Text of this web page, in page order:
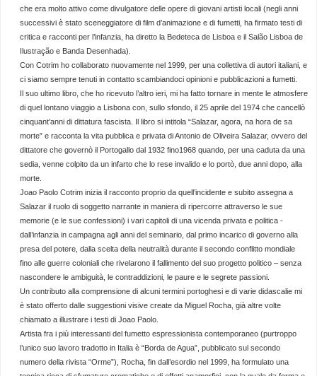
che era molto attivo come divulgatore delle opere di giovani artisti locali (negli anni
successivi è stato sceneggiatore di film d’animazione e di fumetti, ha firmato testi di
critica e racconti per l’infanzia, ha diretto la Bedeteca de Lisboa e il Salão Lisboa de
Ilustração e Banda Desenhada).
Con Cotrim ho collaborato nuovamente nel 1999, per una collettiva di autori italiani, e
ci siamo sempre tenuti in contatto scambiandoci opinioni e pubblicazioni a fumetti.
Il suo ultimo libro, che ho ricevuto l’altro ieri, mi ha fatto tornare in mente le atmosfere
di quel lontano viaggio a Lisbona con, sullo sfondo, il 25 aprile del 1974 che cancellò
cinquant’anni di dittatura fascista. Il libro si intitola “Salazar, agora, na hora de sa
morte” e racconta la vita pubblica e privata di Antonio de Oliveira Salazar, ovvero del
dittatore che governò il Portogallo dal 1932 fino1968 quando, per una caduta da una
sedia, venne colpito da un infarto che lo rese invalido e lo portò, due anni dopo, alla
morte.
Joao Paolo Cotrim inizia il racconto proprio da quell’incidente e subito assegna a
Salazar il ruolo di soggetto narrante in maniera di ripercorre attraverso le sue
memorie (e le sue confessioni) i vari capitoli di una vicenda privata e politica -
dall’infanzia in campagna agli anni del seminario, dal primo incarico di governo alla
presa del potere, dalla scelta della neutralità durante il secondo conflitto mondiale
fino alle guerre coloniali che rivelarono il fallimento del suo progetto politico – senza
nascondere le ambiguità, le contraddizioni, le paure e le segrete passioni.
Un contributo alla comprensione di alcuni termini portoghesi e di varie didascalie mi
è stato offerto dalle suggestioni visive create da Miguel Rocha, già altre volte
chiamato a illustrare i testi di Joao Paolo.
Artista fra i più interessanti del fumetto espressionista contemporaneo (purtroppo
l’unico suo lavoro tradotto in Italia è “Borda de Agua”, pubblicato sul secondo
numero della rivista “Orme”), Rocha, fin dall’esordio nel 1999, ha formulato una